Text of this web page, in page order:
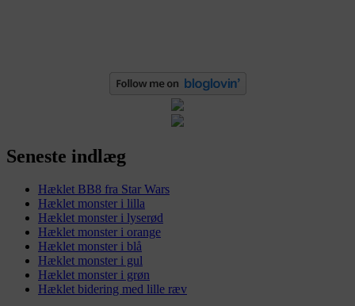
Seneste indlæg
Hæklet BB8 fra Star Wars
Hæklet monster i lilla
Hæklet monster i lyserød
Hæklet monster i orange
Hæklet monster i blå
Hæklet monster i gul
Hæklet monster i grøn
Hæklet bidering med lille ræv